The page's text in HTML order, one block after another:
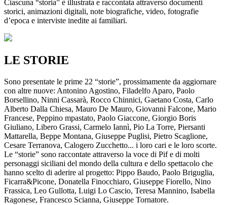
Ciascuna “storia” è illustrata e raccontata attraverso documenti
storici, animazioni digitali, note biografiche, video, fotografie
d’epoca e interviste inedite ai familiari.
LE STORIE
Sono presentate le prime 22 “storie”, prossimamente da aggiornare
con altre nuove: Antonino Agostino, Filadelfo Aparo, Paolo
Borsellino, Ninni Cassarà, Rocco Chinnici, Gaetano Costa, Carlo
Alberto Dalla Chiesa, Mauro De Mauro, Giovanni Falcone, Mario
Francese, Peppino mpastato, Paolo Giaccone, Giorgio Boris
Giuliano, Libero Grassi, Carmelo Iannì, Pio La Torre, Piersanti
Mattarella, Beppe Montana, Giuseppe Puglisi, Pietro Scaglione,
Cesare Terranova, Calogero Zucchetto... i loro cari e le loro scorte.
Le “storie” sono raccontate attraverso la voce di Pif e di molti
personaggi siciliani del mondo della cultura e dello spettacolo che
hanno scelto di aderire al progetto: Pippo Baudo, Paolo Briguglia,
Ficarra&Picone, Donatella Finocchiaro, Giuseppe Fiorello, Nino
Frassica, Leo Gullotta, Luigi Lo Cascio, Teresa Mannino, Isabella
Ragonese, Francesco Scianna, Giuseppe Tornatore.